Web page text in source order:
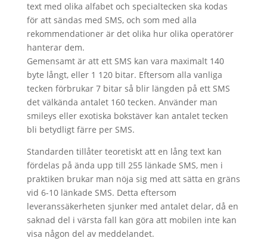
text med olika alfabet och specialtecken ska kodas
för att sändas med SMS, och som med alla
rekommendationer är det olika hur olika operatörer
hanterar dem.
Gemensamt är att ett SMS kan vara maximalt 140
byte långt, eller 1 120 bitar. Eftersom alla vanliga
tecken förbrukar 7 bitar så blir längden på ett SMS
det välkända antalet 160 tecken. Använder man
smileys eller exotiska bokstäver kan antalet tecken
bli betydligt färre per SMS.
Standarden tillåter teoretiskt att en lång text kan
fördelas på ända upp till 255 länkade SMS, men i
praktiken brukar man nöja sig med att sätta en gräns
vid 6-10 länkade SMS. Detta eftersom
leveranssäkerheten sjunker med antalet delar, då en
saknad del i värsta fall kan göra att mobilen inte kan
visa någon del av meddelandet.